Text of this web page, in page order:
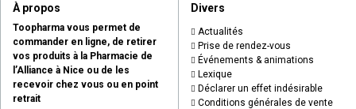
À propos
Toopharma vous permet de
commander en ligne, de retirer
vos produits à la Pharmacie de
l’Alliance à Nice ou de les
recevoir chez vous ou en point
retrait
Divers
Actualités
Prise de rendez-vous
Événements & animations
Lexique
Déclarer un effet indésirable
Conditions générales de vente